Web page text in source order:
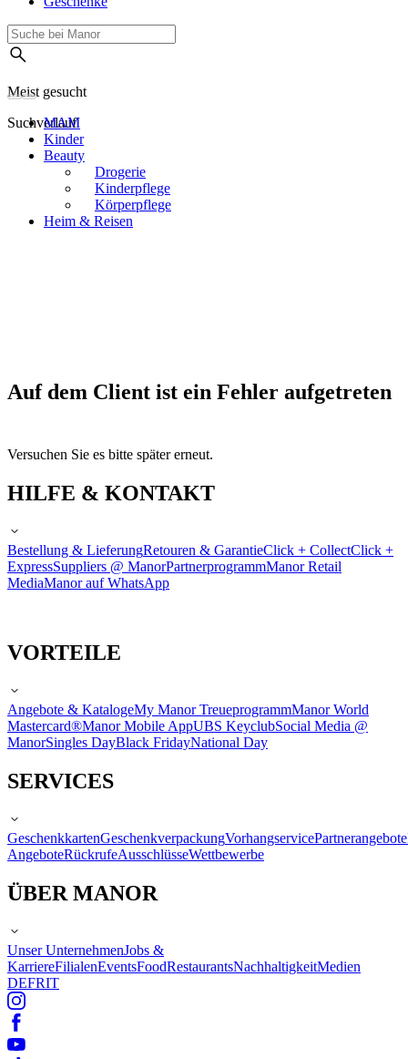
Meist gesucht
Suchverlauf
MAM
Kinder
Beauty
Drogerie
Kinderpflege
Körperpflege
Heim & Reisen
Auf dem Client ist ein Fehler aufgetreten
Versuchen Sie es bitte später erneut.
HILFE & KONTAKT
Bestellung & LieferungRetouren & GarantieClick + CollectClick +
ExpressSuppliers @ ManorPartnerprogrammManor Retail
MediaManor auf WhatsApp
VORTEILE
Angebote & KatalogeMy Manor TreueprogrammManor World
Mastercard®Manor Mobile AppUBS KeyclubSocial Media @
ManorSingles DayBlack FridayNational Day
SERVICES
GeschenkkartenGeschenkverpackungVorhangservicePartnerangebote
AngeboteRückrufeAusschlüsseWettbewerbe
ÜBER MANOR
Unser UnternehmenJobs &
KarriereFilialenEventsFoodRestaurantsNachhaltigkeitMedien
DEFRIT